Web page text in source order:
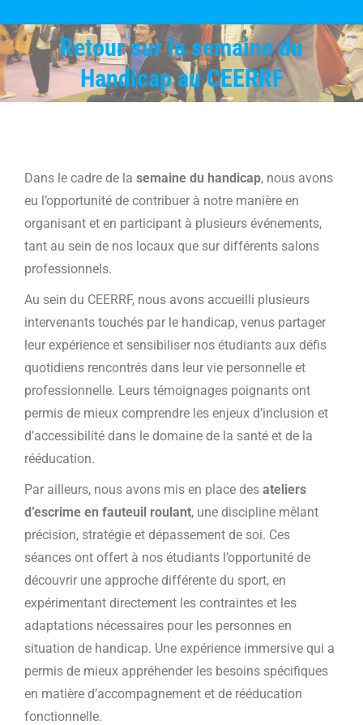
Retour sur la semaine du
Handicap au CEERRF
Vous êtes ici :
Dans le cadre de la semaine du handicap, nous avons
eu l’opportunité de contribuer à notre manière en
organisant et en participant à plusieurs événements,
tant au sein de nos locaux que sur différents salons
professionnels.
Au sein du CEERRF, nous avons accueilli plusieurs
intervenants touchés par le handicap, venus partager
leur expérience et sensibiliser nos étudiants aux défis
quotidiens rencontrés dans leur vie personnelle et
professionnelle. Leurs témoignages poignants ont
permis de mieux comprendre les enjeux d’inclusion et
d’accessibilité dans le domaine de la santé et de la
rééducation.
Par ailleurs, nous avons mis en place des ateliers
d’escrime en fauteuil roulant, une discipline mêlant
précision, stratégie et dépassement de soi. Ces
séances ont offert à nos étudiants l’opportunité de
découvrir une approche différente du sport, en
expérimentant directement les contraintes et les
adaptations nécessaires pour les personnes en
situation de handicap. Une expérience immersive qui a
permis de mieux appréhender les besoins spécifiques
en matière d’accompagnement et de rééducation
fonctionnelle.